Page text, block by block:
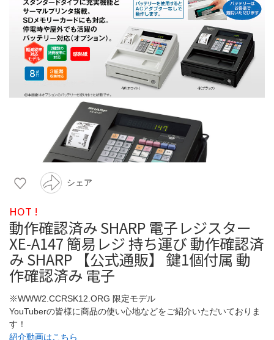
シェア
HOT !
動作確認済み SHARP 電子レジスター
XE-A147 簡易レジ 持ち運び 動作確認済
み SHARP 【公式通販】 鍵1個付属 動
作確認済み 電子
※WWW2.CCRSK12.ORG 限定モデル
YouTuberの皆様に商品の使い心地などをご紹介いただいておりま
す！
紹介動画はこちら